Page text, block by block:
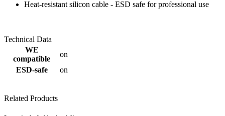
Heat-resistant silicon cable - ESD safe for professional use
Technical Data
WE
compatible
on
ESD-safe
on
Related Products